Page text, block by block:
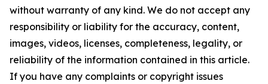
without warranty of any kind. We do not accept any
responsibility or liability for the accuracy, content,
images, videos, licenses, completeness, legality, or
reliability of the information contained in this article.
If you have any complaints or copyright issues